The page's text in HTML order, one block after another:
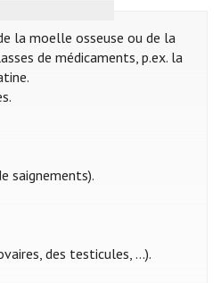
la moelle osseuse ou de la
de médicaments, p.ex. la
saignements).
des testicules, ...).